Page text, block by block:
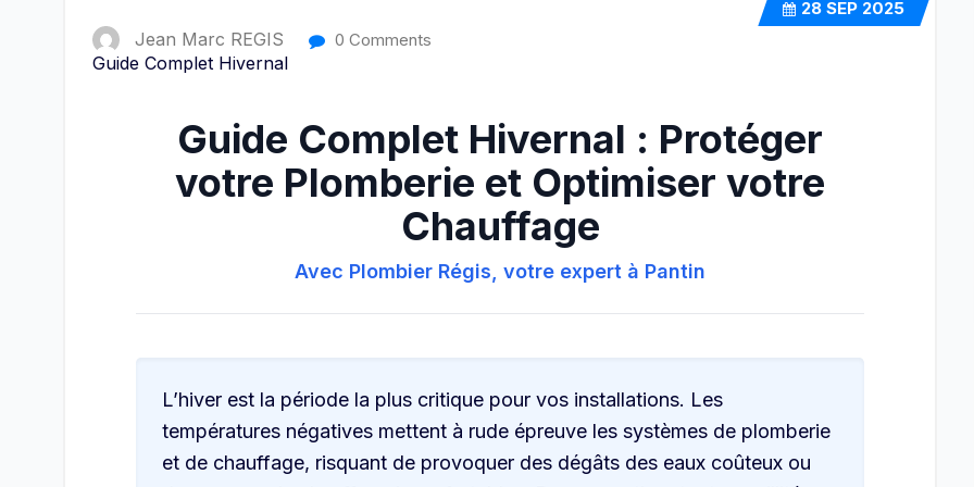
28 SEP 2025
Jean Marc REGIS 0 Comments
Guide Complet Hivernal
Guide Complet Hivernal : Protéger
votre Plomberie et Optimiser votre
Chauffage
Avec Plombier Régis, votre expert à Pantin
L’hiver est la période la plus critique pour vos installations. Les
températures négatives mettent à rude épreuve les systèmes de plomberie
et de chauffage, risquant de provoquer des dégâts des eaux coûteux ou